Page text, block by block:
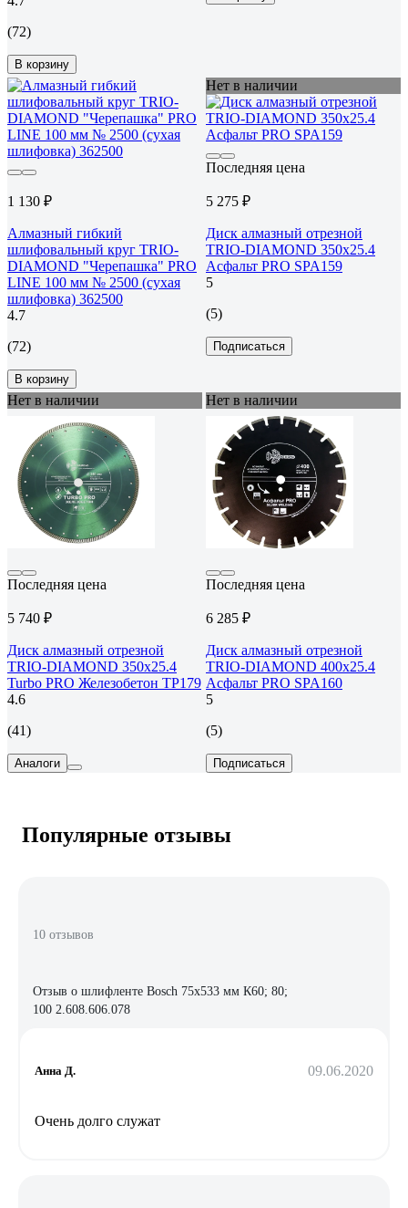
(72)
В корзину
1 130 ₽
Алмазный гибкий
шлифовальный круг TRIO-
DIAMOND "Черепашка" PRO
LINE 100 мм № 2500 (сухая
шлифовка) 362500
4.7
(72)
В корзину
Нет в наличии
Последняя цена
5 275 ₽
Диск алмазный отрезной
TRIO-DIAMOND 350x25.4
Асфальт PRO SPA159
5
(5)
Подписаться
Нет в наличии
Последняя цена
5 740 ₽
Диск алмазный отрезной
TRIO-DIAMOND 350x25.4
Turbo PRO Железобетон TP179
4.6
(41)
Аналоги
Нет в наличии
Последняя цена
6 285 ₽
Диск алмазный отрезной
TRIO-DIAMOND 400x25.4
Асфальт PRO SPA160
5
(5)
Подписаться
Популярные отзывы
10 отзывов
Отзыв о шлифленте Bosch 75х533 мм К60; 80;
100 2.608.606.078
Анна Д. 09.06.2020
Очень долго служат